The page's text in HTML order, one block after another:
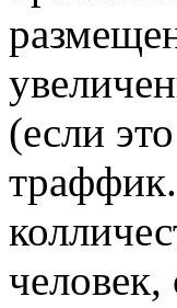
(если
траффик.
человек,